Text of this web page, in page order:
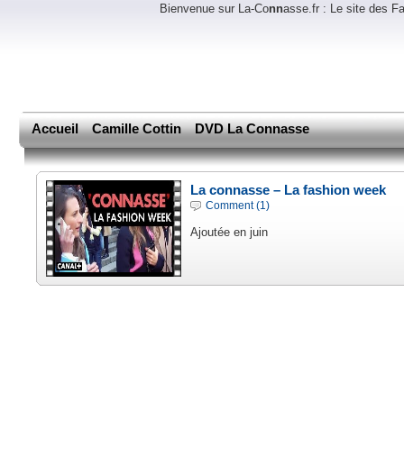
Bienvenue sur La-Connasse.fr : Le site des
Accueil Camille Cottin DVD La Connasse
La connasse – La fashion week
Comment (1)
Ajoutée en juin